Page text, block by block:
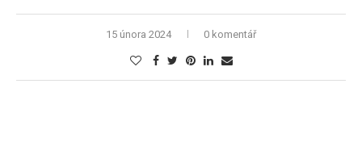
15 února 2024 0 komentář